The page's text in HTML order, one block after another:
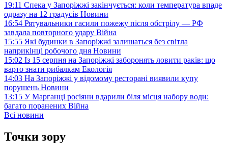
19:11 Спека у Запоріжжі закінчується: коли температура впаде
одразу на 12 градусів Новини
16:54 Рятувальники гасили пожежу після обстрілу — РФ
завдала повторного удару Війна
15:55 Які будинки в Запоріжжі залишаться без світла
наприкінці робочого дня Новини
15:02 Із 15 серпня на Запоріжжі заборонять ловити раків: що
варто знати рибалкам Екологія
14:03 На Запоріжжі у відомому ресторані виявили купу
порушень Новини
13:15 У Марганці росіяни вдарили біля місця набору води:
багато поранених Війна
Всі новини
Точки зору